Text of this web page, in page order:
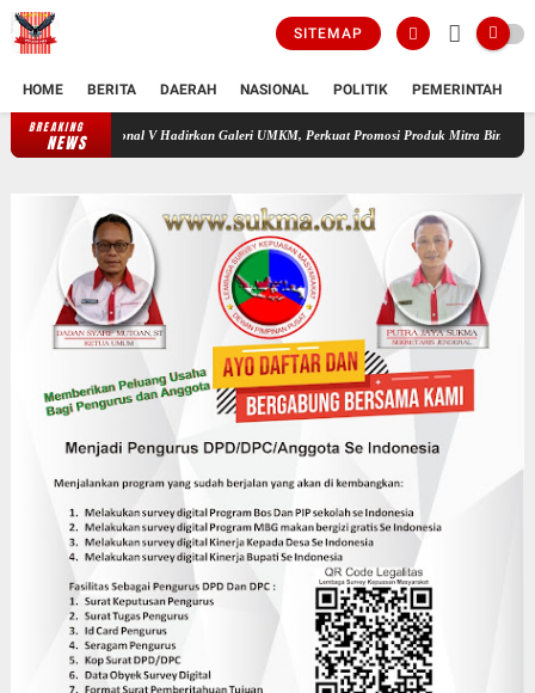
SITEMAP
HOME BERITA DAERAH NASIONAL POLITIK PEMERINTAH
BREAKING
NEWS
IV Regional V Hadirkan Galeri UMKM, Perkuat Promosi Produk Mitra Binaan Melalui